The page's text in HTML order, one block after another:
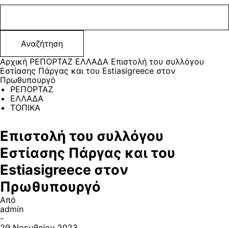
Αρχική ΡΕΠΟΡΤΑΖ ΕΛΛΑΔΑ Επιστολή του συλλόγου
Εστίασης Πάργας και του Estiasigreece στον
Πρωθυπουργό
ΡΕΠΟΡΤΑΖ
ΕΛΛΑΔΑ
ΤΟΠΙΚΑ
Επιστολή του συλλόγου
Εστίασης Πάργας και του
Estiasigreece στον
Πρωθυπουργό
Από
admin
-